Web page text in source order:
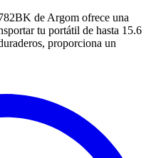
de Argom ofrece una
tu portátil de hasta 15.6
proporciona un